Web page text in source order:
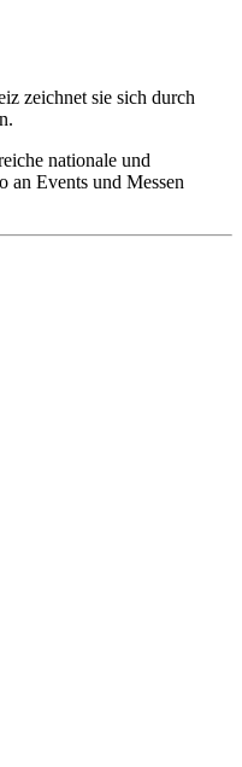
zeichnet sie sich durch
nationale und
an Events und Messen